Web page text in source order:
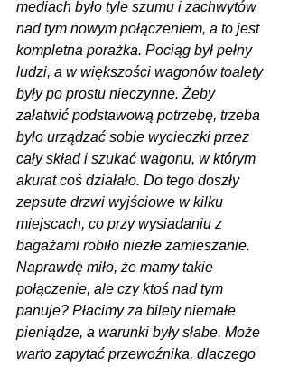
mediach było tyle szumu i zachwytów
nad tym nowym połączeniem, a to jest
kompletna porażka. Pociąg był pełny
ludzi, a w większości wagonów toalety
były po prostu nieczynne. Żeby
załatwić podstawową potrzebę, trzeba
było urządzać sobie wycieczki przez
cały skład i szukać wagonu, w którym
akurat coś działało. Do tego doszły
zepsute drzwi wyjściowe w kilku
miejscach, co przy wysiadaniu z
bagażami robiło niezłe zamieszanie.
Naprawdę miło, że mamy takie
połączenie, ale czy ktoś nad tym
panuje? Płacimy za bilety niemałe
pieniądze, a warunki były słabe. Może
warto zapytać przewoźnika, dlaczego